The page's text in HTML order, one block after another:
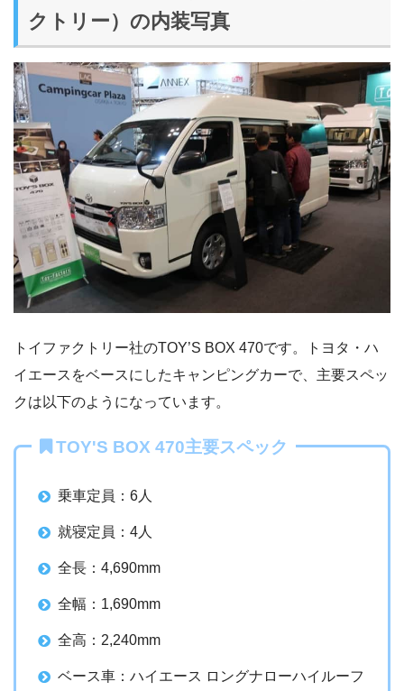
クトリー）の内装写真
トイファクトリー社のTOY’S BOX 470です。トヨタ・ハ
イエースをベースにしたキャンピングカーで、主要スペッ
クは以下のようになっています。
TOY'S BOX 470主要スペック
乗車定員：6人
就寝定員：4人
全長：4,690mm
全幅：1,690mm
全高：2,240mm
ベース車：ハイエース ロングナローハイルーフ